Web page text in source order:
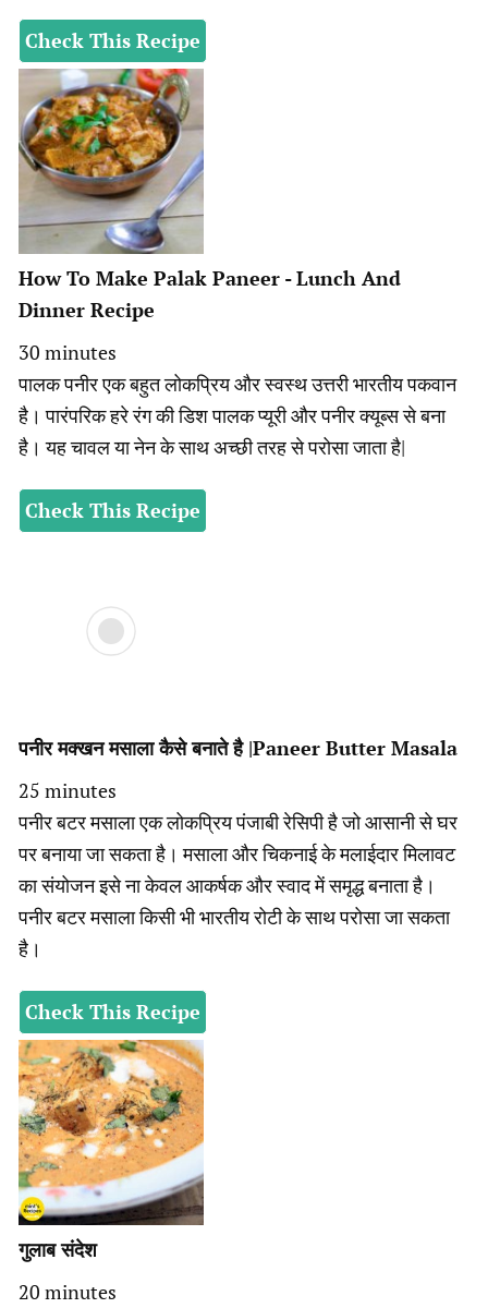
Check This Recipe
How To Make Palak Paneer - Lunch And
Dinner Recipe
30 minutes
minutes
पालक पनीर एक बहुत लोकप्रिय और स्वस्थ उत्तरी भारतीय पकवान
है। पारंपरिक हरे रंग की डिश पालक प्यूरी और पनीर क्यूब्स से बना
है। यह चावल या नेन के साथ अच्छी तरह से परोसा जाता है|
Check This Recipe
पनीर मक्खन मसाला कैसे बनाते है |Paneer Butter Masala
25 minutes
minutes
पनीर बटर मसाला एक लोकप्रिय पंजाबी रेसिपी है जो आसानी से घर
पर बनाया जा सकता है। मसाला और चिकनाई के मलाईदार मिलावट
का संयोजन इसे ना केवल आकर्षक और स्वाद में समृद्ध बनाता है।
पनीर बटर मसाला किसी भी भारतीय रोटी के साथ परोसा जा सकता
है।
Check This Recipe
गुलाब संदेश
20 minutes
minutes